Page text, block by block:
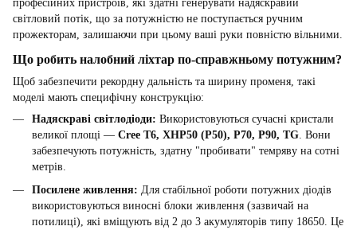
професійних пристроїв, які здатні генерувати надяскравий
світловий потік, що за потужністю не поступається ручним
прожекторам, залишаючи при цьому ваші руки повністю вільними.
Що робить налобний ліхтар по-справжньому потужним?
Щоб забезпечити рекордну дальність та ширину променя, такі
моделі мають специфічну конструкцію:
Надяскраві світлодіоди: Використовуються сучасні кристали
великої площі — Cree T6, XHP50 (P50), P70, P90, TG. Вони
забезпечують потужність, здатну "пробивати" темряву на сотні
метрів.
Посилене живлення: Для стабільної роботи потужних діодів
використовуються виносні блоки живлення (зазвичай на
потилиці), які вміщують від 2 до 3 акумуляторів типу 18650. Це